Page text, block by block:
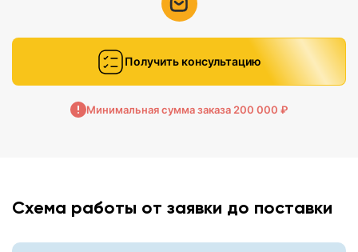
Получить консультацию
Минимальная сумма заказа 200 000 ₽
Схема работы от заявки до поставки